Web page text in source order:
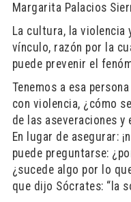
Margarita Palacios
La cultura, la violencia
vínculo, razón por la
puede prevenir el
Tenemos a esa
con violencia, ¿cómo
de las aseveraciones
En lugar de asegurar:
puede preguntarse:
¿sucede algo por lo
que dijo Sócrates: “la